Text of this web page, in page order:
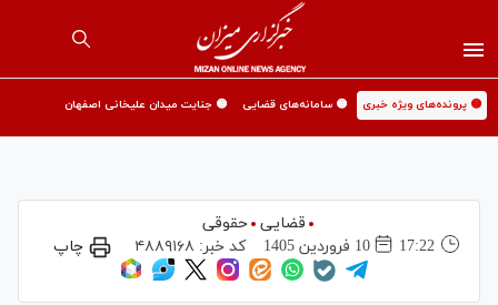
🟡 پرونده‌های ویژه خبری 🟡 سامانه‌های قضایی 🟡 جنایت میدان علیخانی اصفهان
قضایی حقوقی
17:22
10 فروردين 1405 کد خبر: ۴۸۸۹۱۶۸ چاپ